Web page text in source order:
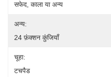
सफेद, काला या अन्य
अन्य:
24 फ़ंक्शन कुंजियाँ
चूहा:
टचपैड